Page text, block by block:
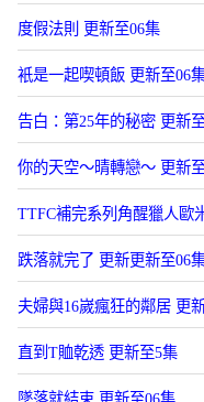
度假法則 更新至06集
衹是一起喫頓飯 更新至06
告白：第25年的秘密 更新
你的天空～晴轉戀～ 更新
TTFC補完系列角醒獵人歐
跌落就完了 更新更新至06
夫婦與16嵗瘋狂的鄰居 更
直到T賉乾透 更新至5集